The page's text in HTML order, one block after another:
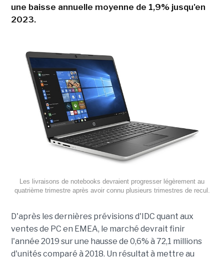
une baisse annuelle moyenne de 1,9% jusqu'en
2023.
Les livraisons de notebooks devraient progresser légèrement au
quatrième trimestre après avoir connu plusieurs trimestres de recul.
D'après les dernières prévisions d'IDC quant aux
ventes de PC en EMEA, le marché devrait finir
l'année 2019 sur une hausse de 0,6% à 72,1 millions
d'unités comparé à 2018. Un résultat à mettre au